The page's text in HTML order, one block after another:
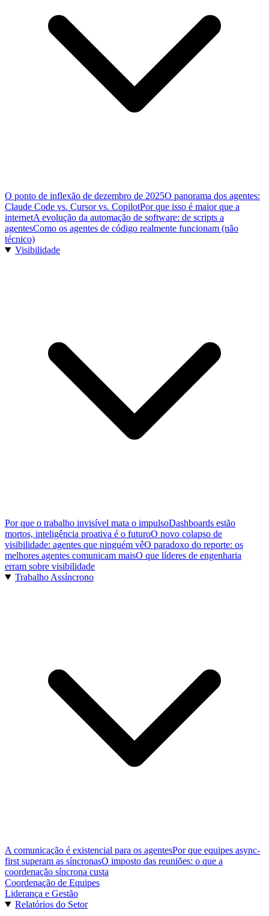
O ponto de inflexão de dezembro de 2025O panorama dos agentes:
Claude Code vs. Cursor vs. CopilotPor que isso é maior que a
internetA evolução da automação de software: de scripts a
agentesComo os agentes de código realmente funcionam (não
técnico)
Visibilidade
Por que o trabalho invisível mata o impulsoDashboards estão
mortos, inteligência proativa é o futuroO novo colapso de
visibilidade: agentes que ninguém vêO paradoxo do reporte: os
melhores agentes comunicam maisO que líderes de engenharia
erram sobre visibilidade
Trabalho Assíncrono
A comunicação é existencial para os agentesPor que equipes async-
first superam as síncronasO imposto das reuniões: o que a
coordenação síncrona custa
Coordenação de Equipes
Liderança e Gestão
Relatórios do Setor